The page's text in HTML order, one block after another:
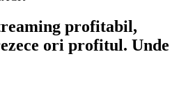
profitabil,
ori profitul. Unde